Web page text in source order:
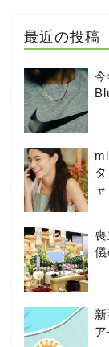
最近の投稿